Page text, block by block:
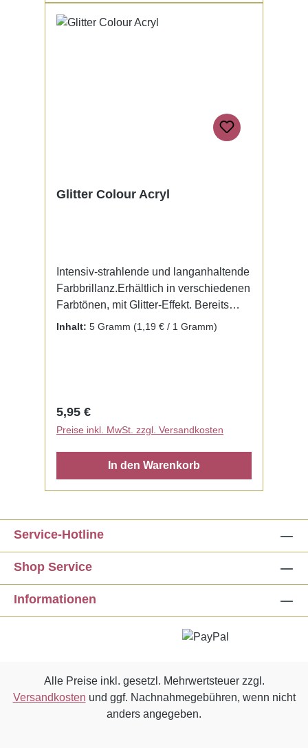
Glitter Colour Acryl
Intensiv-strahlende und langanhaltende
Farbbrillanz.Erhältlich in verschiedenen
Farbtönen, mit Glitter-Effekt. Bereits
fertig zur Benutzung mit Liquid. Kein
Inhalt: 5 Gramm (1,19 € / 1 Gramm)
Regulärer Preis:
5,95 €
Preise inkl. MwSt. zzgl. Versandkosten
In den Warenkorb
Service-Hotline
Shop Service
Informationen
Alle Preise inkl. gesetzl. Mehrwertsteuer zzgl.
Versandkosten und ggf. Nachnahmegebühren, wenn nicht
anders angegeben.